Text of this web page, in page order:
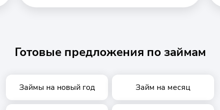
Готовые предложения по займам
Займы на новый год Займ на месяц